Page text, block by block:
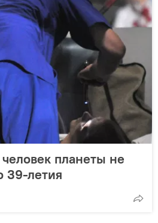
планеты не
39-летия